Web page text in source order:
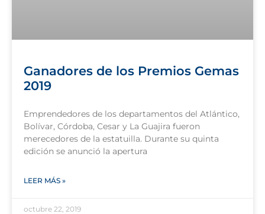
Ganadores de los Premios Gemas
2019
Emprendedores de los departamentos del Atlántico,
Bolívar, Córdoba, Cesar y La Guajira fueron
merecedores de la estatuilla. Durante su quinta
edición se anunció la apertura
LEER MÁS »
octubre 22, 2019